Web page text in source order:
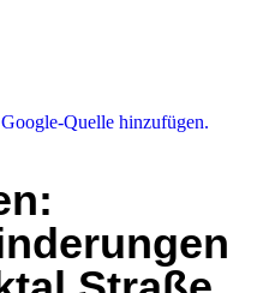
Quelle hinzufügen.